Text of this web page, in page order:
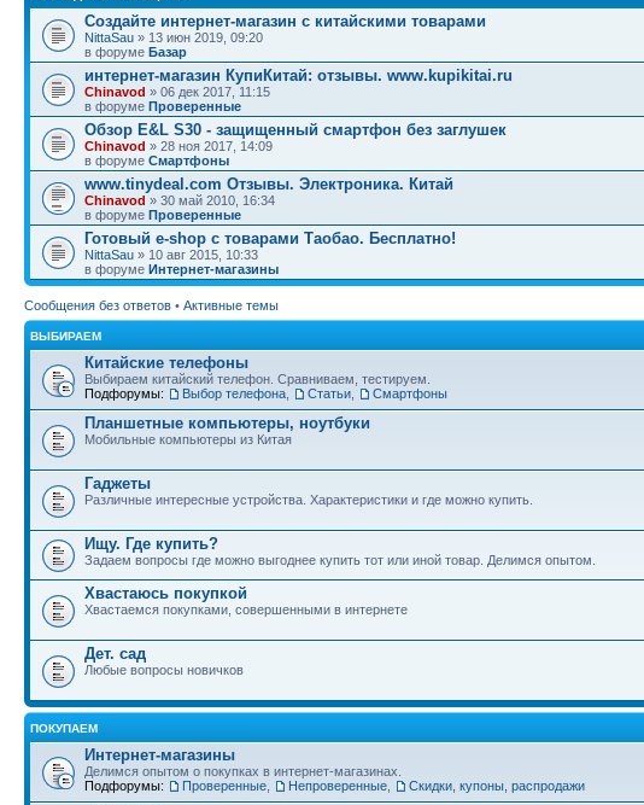
Создайте интернет-магазин с китайскими товарами
NittaSau » 13 июн 2019, 09:20
в форуме Базар
интернет-магазин КупиКитай: отзывы. www.kupikitai.ru
Chinavod » 06 дек 2017, 11:15
в форуме Проверенные
Обзор E&L S30 - защищенный смартфон без заглушек
Chinavod » 28 ноя 2017, 14:09
в форуме Смартфоны
www.tinydeal.com Отзывы. Электроника. Китай
Chinavod » 30 май 2010, 16:34
в форуме Проверенные
Готовый e-shop с товарами Таобао. Бесплатно!
NittaSau » 10 авг 2015, 10:33
в форуме Интернет-магазины
Сообщения без ответов • Активные темы
ВЫБИРАЕМ
Китайские телефоны
Выбираем китайский телефон. Сравниваем, тестируем.
Подфорумы:
Выбор телефона Статьи Смартфоны
Планшетные компьютеры, ноутбуки
Мобильные компьютеры из Китая
Гаджеты
Различные интересные устройства. Характеристики и где можно купить.
Ищу. Где купить?
Задаем вопросы где можно выгоднее купить тот или иной товар. Делимся опытом.
Хвастаюсь покупкой
Хвастаемся покупками, совершенными в интернете
Дет. сад
Любые вопросы новичков
ПОКУПАЕМ
Интернет-магазины
Делимся опытом о покупках в интернет-магазинах.
Подфорумы:
Проверенные Непроверенные Скидки, купоны, распродажи